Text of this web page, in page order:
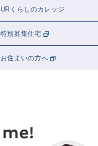
URくらしのカレッジ
特別募集住宅
お住まいの方へ